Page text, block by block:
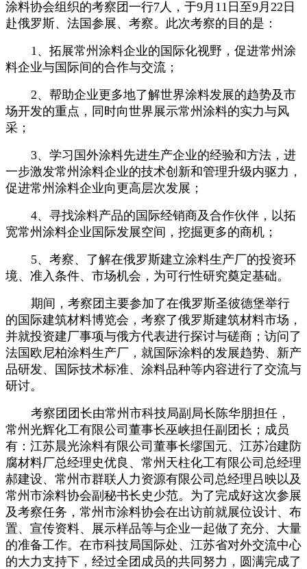
涂料协会组织的考察团一行7 人，于9 月 11 日至9 月 22 日
赴俄罗斯、法国参展、考察。此次考察的目的是：
1 、拓展常州涂料企业的国际化视野，促进常州涂
料企业与国际间的合作与交流；
2、帮助企业更多地了解世界涂料发展的趋势及市
场开发的重点，同时向世界展示常州涂料的实力与风
采；
3、学习国外涂料先进生产企业的经验和方法，进
一步激发常州涂料企业的技术创新和管理升级内驱力，
促进常州涂料企业向更高层次发展；
4、寻找涂料产品的国际经销商及合作伙伴，以拓
宽常州涂料企业国际发展空间，挖掘更多的商机；
5、考察、了解在俄罗斯建立涂料生产厂的投资环
境、准入条件、市场机会，为可行性研究奠定基础。
期间，考察团主要参加了在俄罗斯圣彼德堡举行
的国际建筑材料博览会，考察了俄罗斯建筑材料市场，
并就投资建厂事项与俄方代表进行探讨与磋商；访问了
法国欧尼柏涂料生产厂，就国际涂料的发展趋势、新产
品研发、国际技术标准、涂料品种等内容进行了交流与
研讨。
考察团团长由常州市科技局副局长陈华朋担任，
常州光辉化工有限公司董事长巫峡担任副团长；成员
有：江苏晨光涂料有限公司董事长缪国元、江苏冶建防
腐材料厂总经理史优良、常州天柱化工有限公司总经理
郝建设、常州市群联人力资源有限公司总经理吕映以及
常州市涂料协会副秘书长史少范。为了完成好这次参展
及考察任务，常州市涂料协会在出访前就展位设计、布
置、宣传资料、展示样品等与企业一起做了充分、大量
的准备工作。在市科技局国际处、江苏省对外交流中心
的大力支持下，经过全团成员的共同努力，圆满完成了